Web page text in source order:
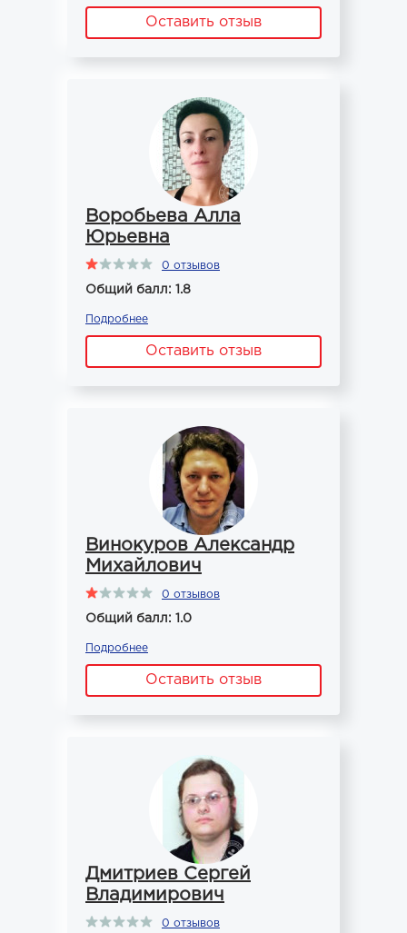
Оставить отзыв
Воробьева Алла
Юрьевна
0 отзывов
Общий балл: 1.8
Подробнее
Оставить отзыв
Винокуров Александр
Михайлович
0 отзывов
Общий балл: 1.0
Подробнее
Оставить отзыв
Дмитриев Сергей
Владимирович
0 отзывов